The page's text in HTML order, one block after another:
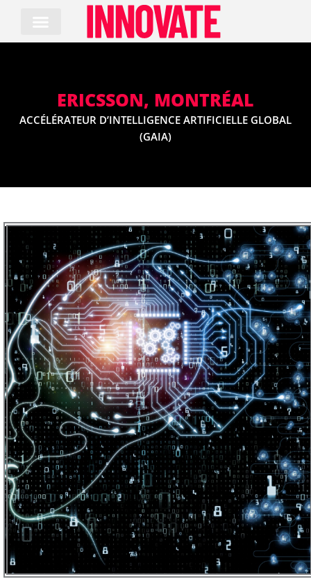
content
ERICSSON, MONTRÉAL
ACCÉLÉRATEUR D’INTELLIGENCE ARTIFICIELLE GLOBAL
(GAIA)